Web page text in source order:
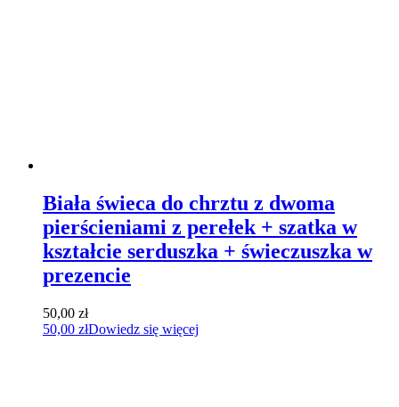
Biała świeca do chrztu z dwoma
pierścieniami z perełek + szatka w
kształcie serduszka + świeczuszka w
prezencie
50,00 zł
50,00 złDowiedz się więcej